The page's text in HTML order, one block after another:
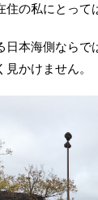
住の私にとって
日本海側ならで
かけません。